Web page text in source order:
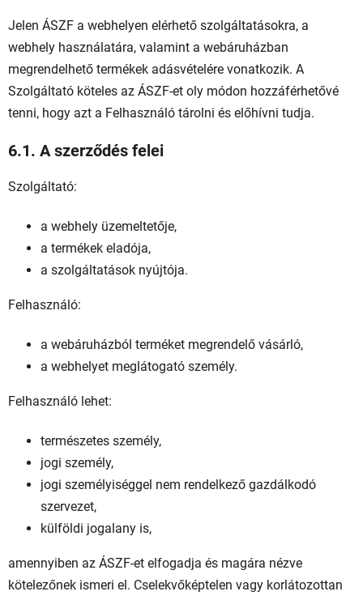
Jelen ÁSZF a webhelyen elérhető szolgáltatásokra, a
webhely használatára, valamint a webáruházban
megrendelhető termékek adásvételére vonatkozik. A
Szolgáltató köteles az ÁSZF-et oly módon hozzáférhetővé
tenni, hogy azt a Felhasználó tárolni és előhívni tudja.
6.1. A szerződés felei
Szolgáltató:
a webhely üzemeltetője,
a termékek eladója,
a szolgáltatások nyújtója.
Felhasználó:
a webáruházból terméket megrendelő vásárló,
a webhelyet meglátogató személy.
Felhasználó lehet:
természetes személy,
jogi személy,
jogi személyiséggel nem rendelkező gazdálkodó
szervezet,
külföldi jogalany is,
amennyiben az ÁSZF-et elfogadja és magára nézve
kötelezőnek ismeri el. Cselekvőképtelen vagy korlátozottan